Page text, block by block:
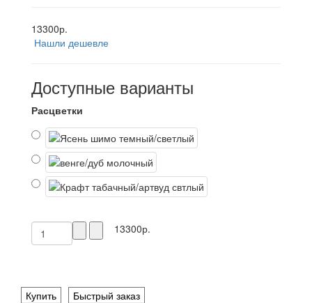
13300р.
Нашли дешевле
Доступные варианты
Расцветки
13300р.
Купить
Быстрый заказ